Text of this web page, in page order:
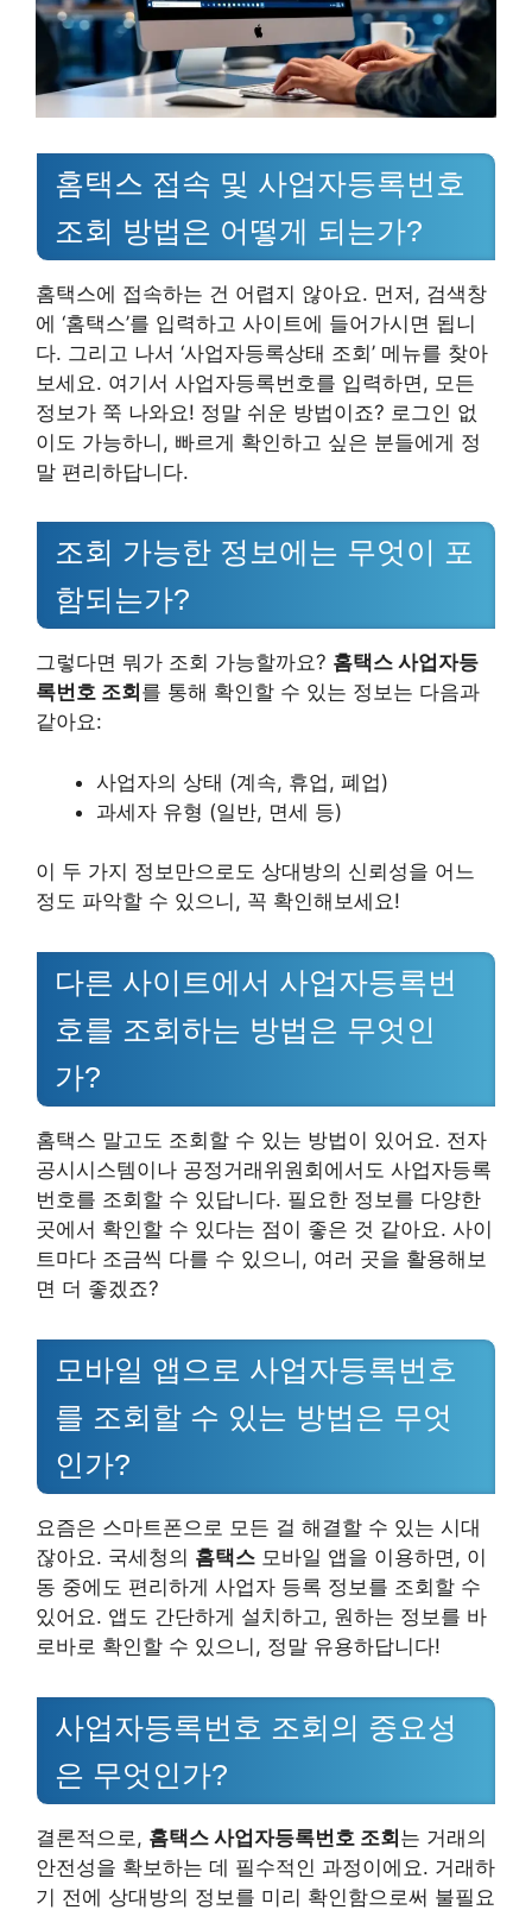
홈택스 접속 및 사업자등록번호
조회 방법은 어떻게 되는가?
홈택스에 접속하는 건 어렵지 않아요. 먼저, 검색창
에 ‘홈택스’를 입력하고 사이트에 들어가시면 됩니
다. 그리고 나서 ‘사업자등록상태 조회’ 메뉴를 찾아
보세요. 여기서 사업자등록번호를 입력하면, 모든
정보가 쭉 나와요! 정말 쉬운 방법이죠? 로그인 없
이도 가능하니, 빠르게 확인하고 싶은 분들에게 정
말 편리하답니다.
조회 가능한 정보에는 무엇이 포
함되는가?
그렇다면 뭐가 조회 가능할까요? 홈택스 사업자등
록번호 조회 를 통해 확인할 수 있는 정보는 다음과
같아요:
사업자의 상태 (계속, 휴업, 폐업)
과세자 유형 (일반, 면세 등)
이 두 가지 정보만으로도 상대방의 신뢰성을 어느
정도 파악할 수 있으니, 꼭 확인해보세요!
다른 사이트에서 사업자등록번
호를 조회하는 방법은 무엇인
가?
홈택스 말고도 조회할 수 있는 방법이 있어요. 전자
공시시스템이나 공정거래위원회에서도 사업자등록
번호를 조회할 수 있답니다. 필요한 정보를 다양한
곳에서 확인할 수 있다는 점이 좋은 것 같아요. 사이
트마다 조금씩 다를 수 있으니, 여러 곳을 활용해보
면 더 좋겠죠?
모바일 앱으로 사업자등록번호
를 조회할 수 있는 방법은 무엇
인가?
요즘은 스마트폰으로 모든 걸 해결할 수 있는 시대
잖아요. 국세청의 홈택스 모바일 앱을 이용하면, 이
동 중에도 편리하게 사업자 등록 정보를 조회할 수
있어요. 앱도 간단하게 설치하고, 원하는 정보를 바
로바로 확인할 수 있으니, 정말 유용하답니다!
사업자등록번호 조회의 중요성
은 무엇인가?
결론적으로, 홈택스 사업자등록번호 조회는 거래의
안전성을 확보하는 데 필수적인 과정이에요. 거래하
기 전에 상대방의 정보를 미리 확인함으로써 불필요